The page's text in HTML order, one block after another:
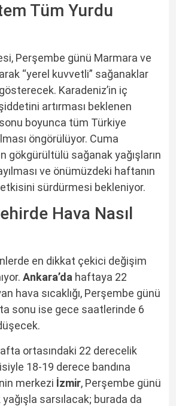
Tüm Yurdu
Perşembe günü Marmara ve
“yerel kuvvetli” sağanaklar
Karadeniz’in iç
artırması beklenen
boyunca tüm Türkiye
öngörülüyor. Cuma
gökgürültülü sağanak yağışların
ve önümüzdeki haftanın
sürdürmesi bekleniyor.
Hava Nasıl
en dikkat çekici değişim
Ankara’da haftaya 22
hava sıcaklığı, Perşembe günü
sonu ise gece saatlerinde 6
ortasındaki 22 derecelik
18-19 derece bandına
merkezi İzmir, Perşembe günü
sarsılacak; burada da